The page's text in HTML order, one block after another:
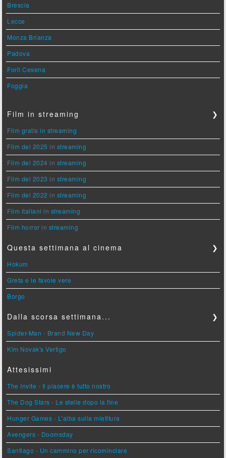
Brescia
Lecce
Monza Brianza
Padova
Forlì Cesena
Foggia
Film in streaming ❯
Film gratis in streaming
Film del 2025 in streaming
Film del 2024 in streaming
Film del 2023 in streaming
Film del 2022 in streaming
Film italiani in streaming
Film horror in streaming
Questa settimana al cinema ❯
Hokum
Greta e le favole vere
Borgo
Dalla scorsa settimana... ❯
Spider-Man - Brand New Day
Kim Novak's Vertigo
Attesissimi
The Invite - Il piacere è tutto nostro
The Dog Stars - Le stelle dopo la fine
Hunger Games - L'alba sulla mietitura
Avengers - Doomsday
Santiago - Un cammino per ricominciare